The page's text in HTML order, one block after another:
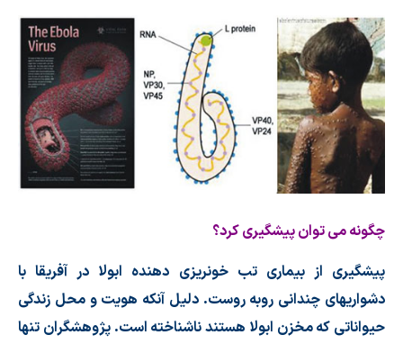
چگونه می توان پیشگیری کرد؟
پیشگیری از بیماری تب خونریزی دهنده ابولا در آفریقا با
دشواریهای چندانی روبه روست. دلیل آنکه هویت و محل زندگی
حیواناتی که مخزن ابولا هستند ناشناخته است. پژوهشگران تنها